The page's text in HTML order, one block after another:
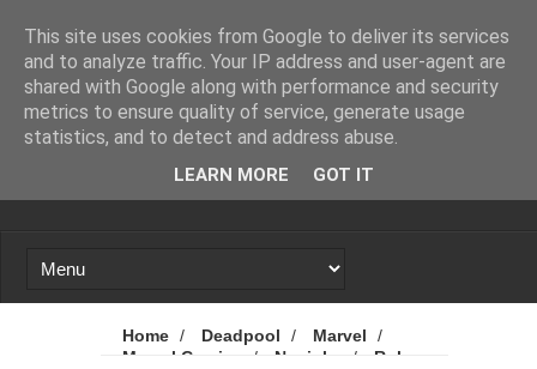
Loading...
Home / Deadpool / Marvel
/
Marvel Comics
/ Novinky /
Rob
This site uses cookies from Google to deliver its services
and to analyze traffic. Your IP address and user-agent are
shared with Google along with performance and security
metrics to ensure quality of service, generate usage
statistics, and to detect and address abuse.
LEARN MORE GOT IT